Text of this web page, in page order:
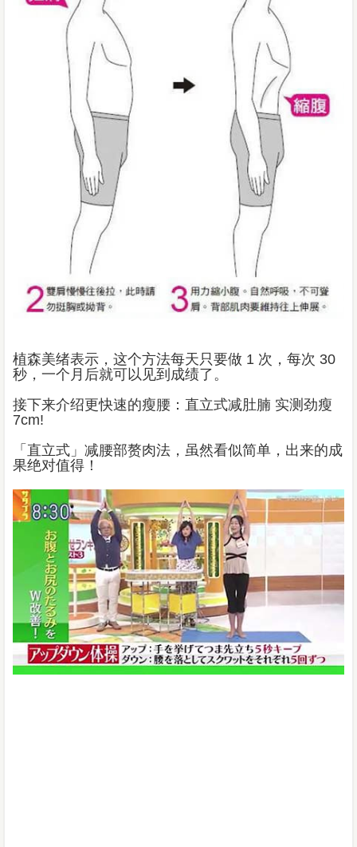
植森美绪表示，这个方法每天只要做 1 次，每次 30
秒，一个月后就可以见到成绩了。
接下来介绍更快速的瘦腰：直立式减肚腩 实测劲瘦
7cm!
「直立式」减腰部赘肉法，虽然看似简单，出来的成
果绝对值得！